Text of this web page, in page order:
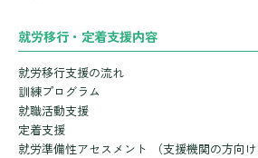
就労移行・定着支援内容
就労移行支援の流れ
訓練プログラム
就職活動支援
定着支援
就労準備性アセスメント
（支援機関の方向け